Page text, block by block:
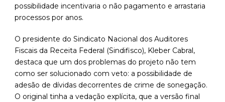
possibilidade incentivaria o não pagamento e arrastaria
processos por anos.
O presidente do Sindicato Nacional dos Auditores
Fiscais da Receita Federal (Sindifisco), Kleber Cabral,
destaca que um dos problemas do projeto não tem
como ser solucionado com veto: a possibilidade de
adesão de dívidas decorrentes de crime de sonegação.
O original tinha a vedação explícita, que a versão final